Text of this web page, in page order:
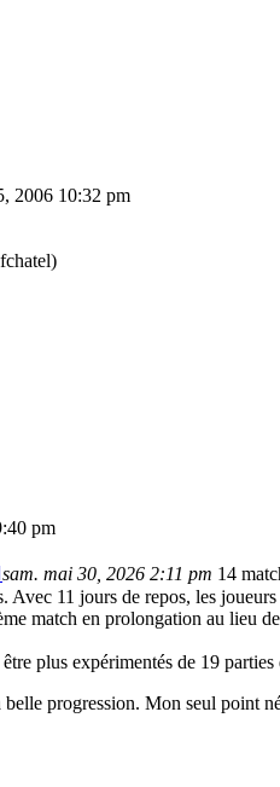
2006 10:32 pm
pm
sam. mai 30, 2026 2:11 pm 14
Avec 11 jours de repos, les
match en prolongation au lieu
plus expérimentés de 19
progression. Mon seul point